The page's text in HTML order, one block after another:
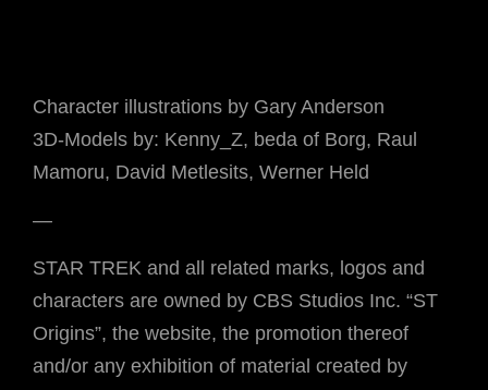
Character illustrations by Gary Anderson
3D-Models by: Kenny_Z, beda of Borg, Raul
Mamoru, David Metlesits, Werner Held
—
STAR TREK and all related marks, logos and
characters are owned by CBS Studios Inc. “ST
Origins”, the website, the promotion thereof
and/or any exhibition of material created by